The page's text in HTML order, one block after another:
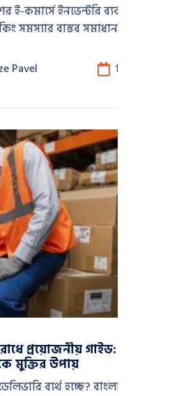
ই-কমার্সে ইনভেন্টরি ব্যবস্থাপনা:
সমস্যার বাস্তব সমাধান। জানুন
স্থানীয় সমাধানের মাধ্যমে।
Pavel ডিসে 15, 2025
প্রয়োজনীয় গাইড: ভুল
মুক্তির উপায়
ব্যর্থ হচ্ছে? বাংলাদেশের ই-